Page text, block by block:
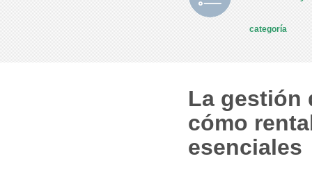
categoría
La gestión
cómo
esenciales